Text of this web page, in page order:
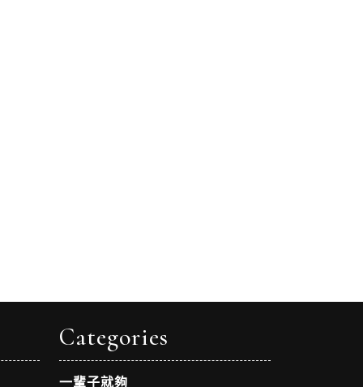
Categories
一輩子就夠